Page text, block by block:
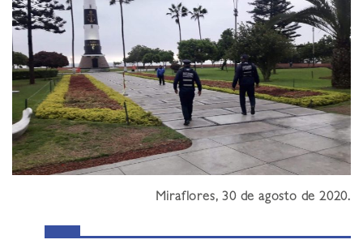
Miraflores, 30 de agosto de 2020.